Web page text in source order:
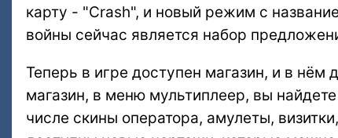
карту - "Crash", и новый режим с
войны сейчас является набор
Теперь в игре доступен магазин, и в
магазин, в меню мультиплеер, вы
числе скины оператора, амулеты,